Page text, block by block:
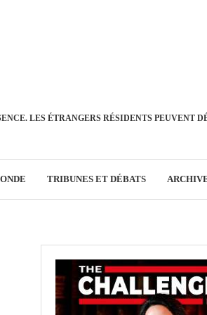
LES ÉTRANGERS RÉSIDENTS PEUVENT
TRIBUNES ET DÉBATS